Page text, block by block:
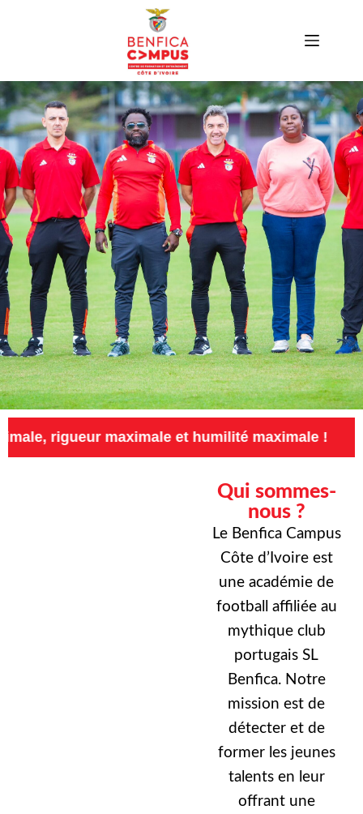
maximale et humilité maximale !
Qui sommes-
nous ?
Le Benfica Campus
Côte d’Ivoire est
une académie de
football affiliée au
mythique club
portugais SL
Benfica. Notre
mission est de
détecter et de
former les jeunes
talents en leur
offrant une